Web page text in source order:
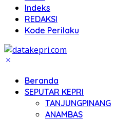
Indeks
REDAKSI
Kode Perilaku
Beranda
SEPUTAR KEPRI
TANJUNGPINANG
ANAMBAS